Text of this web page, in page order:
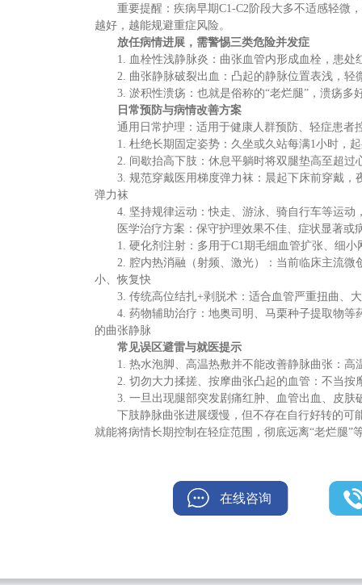
重要提醒：疾病早期C1-C2阶段大多不适感轻微
越好，越能规避重症风险。
放任病情进展，需警惕三类危险并发症
1. 血栓性浅静脉炎：曲张血管内形成血栓，患
2. 曲张静脉破裂出血：凸起的静脉位置表浅，
3. 淤积性溃疡：也就是俗称的“老烂腿”，溃疡
日常预防与病情改善方案
通用日常护理：适用于健康人群预防、轻症患者
1. 杜绝长期固定姿势：久坐或久站每满1小时，
2. 间歇抬高下肢：休息平躺时将双腿垫高至超
3. 规范穿戴医用梯度弹力袜：晨起下床前穿戴
弹力袜
4. 坚持规律运动：快走、游泳、骑自行车等运
医学治疗方案：保守护理效果不佳、症状显著或
1. 硬化剂注射：多用于C1期毛细血管扩张、细
2. 腔内热消融（射频、激光）：当前临床主流
小、恢复快
3. 传统高位结扎+剥脱术：适合血管严重扭曲、
4. 药物辅助治疗：地奥司明、马栗种子提取物
的曲张静脉
常见误区避雷与就医提示
1. 热水泡脚、高温热敷并不能改善静脉曲张：
2. 切勿大力揉搓、按摩曲张凸起的血管：不当
3. 一旦出现腿部突发剧痛红肿、血管出血、皮肤
下肢静脉曲张进展缓慢，但不存在自行好转的
就能将病情长期控制在轻症范围，彻底远离“老烂腿”
在线咨询